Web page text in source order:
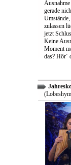
gerade
zulassen
jetzt
Keine
Moment
das? Hör´